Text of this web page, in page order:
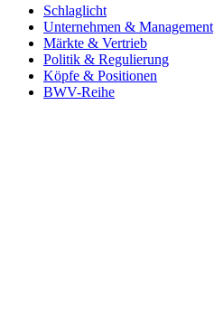
Schlaglicht
Unternehmen & Management
Märkte & Vertrieb
Politik & Regulierung
Köpfe & Positionen
BWV-Reihe